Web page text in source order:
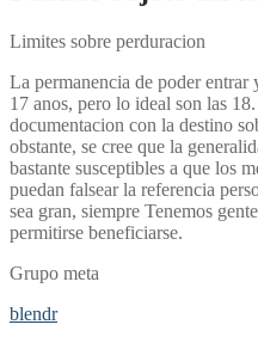
Limites sobre perduracion
La permanencia de poder entrar
17 anos, pero lo ideal son las
documentacion con la destino
obstante, se cree que la
bastante susceptibles a que los
puedan falsear la referencia
sea gran, siempre Tenemos
permitirse beneficiarse.
Grupo meta
blendr